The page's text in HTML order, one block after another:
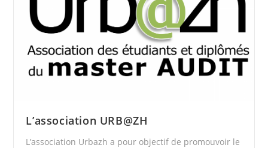
L’association URB@ZH
L’association Urbazh a pour objectif de promouvoir le